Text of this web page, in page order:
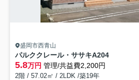
盛岡市西青山
パルククレール・ササキA204
5.8万円 管理/共益費2,200円
2階 / 57.02㎡ / 2LDK /築19年